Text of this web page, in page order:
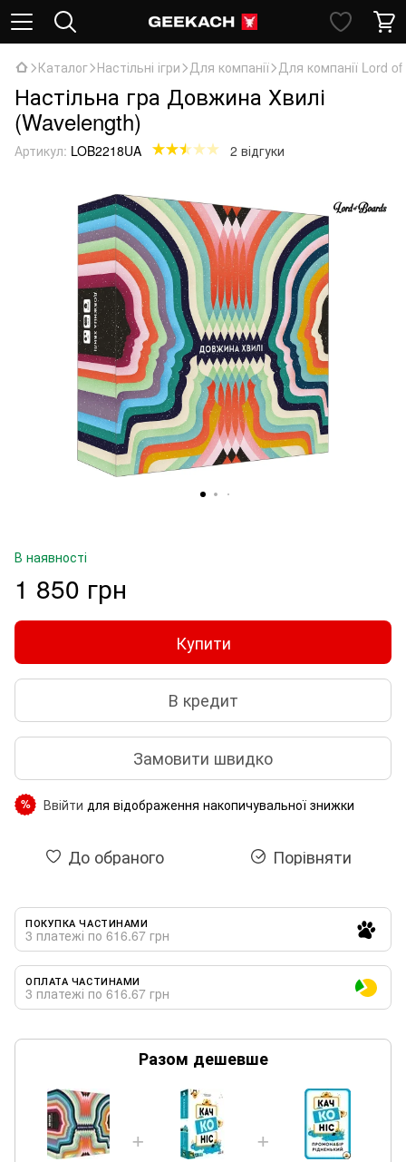
Каталог Настільні ігри Для компанії Для компанії Lord
Настільна гра Довжина Хвилі
(Wavelength)
Артикул: LOB2218UA 2 відгуки
В наявності
1 850 грн
Купити
В кредит
Замовити швидко
% Ввійти для відображення накопичувальної знижки
До обраного Порівняти
ПОКУПКА ЧАСТИНАМИ
3 платежі по 616.67 грн
ОПЛАТА ЧАСТИНАМИ
3 платежі по 616.67 грн
Разом дешевше